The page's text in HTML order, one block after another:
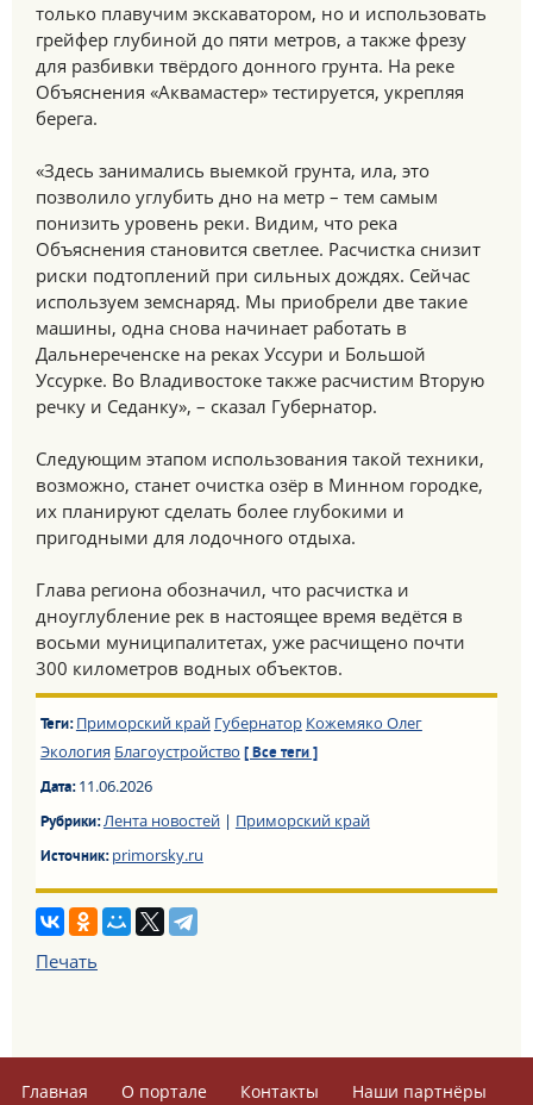
только плавучим экскаватором, но и использовать
грейфер глубиной до пяти метров, а также фрезу
для разбивки твёрдого донного грунта. На реке
Объяснения «Аквамастер» тестируется, укрепляя
берега.
«Здесь занимались выемкой грунта, ила, это
позволило углубить дно на метр – тем самым
понизить уровень реки. Видим, что река
Объяснения становится светлее. Расчистка снизит
риски подтоплений при сильных дождях. Сейчас
используем земснаряд. Мы приобрели две такие
машины, одна снова начинает работать в
Дальнереченске на реках Уссури и Большой
Уссурке. Во Владивостоке также расчистим Вторую
речку и Седанку», – сказал Губернатор.
Следующим этапом использования такой техники,
возможно, станет очистка озёр в Минном городке,
их планируют сделать более глубокими и
пригодными для лодочного отдыха.
Глава региона обозначил, что расчистка и
дноуглубление рек в настоящее время ведётся в
восьми муниципалитетах, уже расчищено почти
300 километров водных объектов.
Теги: Приморский край Губернатор Кожемяко Олег
Экология Благоустройство [ Все теги ]
Дата:11.06.2026
Рубрики:Лента новостей| Приморский край
Источник:primorsky.ru
Печать
Главная О портале Контакты Наши партнёры